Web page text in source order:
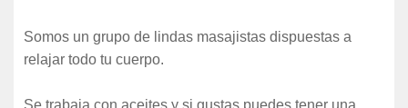
Somos un grupo de lindas masajistas dispuestas a
relajar todo tu cuerpo.
Se trabaja con aceites y si gustas puedes tener una